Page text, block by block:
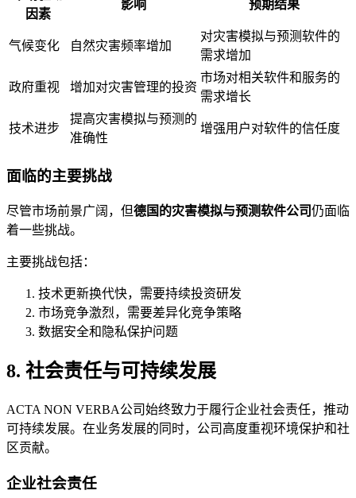
因素
影响 预期结果
气候变化 自然灾害频率增加
对灾害模拟与预测软件的
需求增加
政府重视 增加对灾害管理的投资
市场对相关软件和服务的
需求增长
技术进步
提高灾害模拟与预测的
准确性
增强用户对软件的信任度
面临的主要挑战
尽管市场前景广阔，但德国的灾害模拟与预测软件公司仍面临
着一些挑战。
主要挑战包括：
技术更新换代快，需要持续投资研发
市场竞争激烈，需要差异化竞争策略
数据安全和隐私保护问题
8. 社会责任与可持续发展
ACTA NON VERBA公司始终致力于履行企业社会责任，推动
可持续发展。在业务发展的同时，公司高度重视环境保护和社
区贡献。
企业社会责任